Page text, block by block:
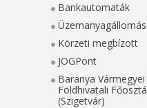
Bankautomaták
Körzeti megbízott
JOGPont
Baranya
Földhivatali
(Szigetvár)